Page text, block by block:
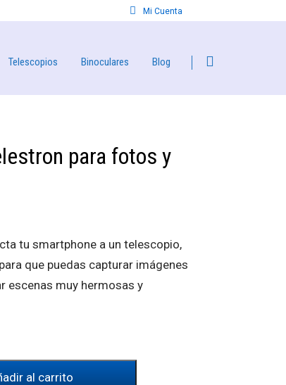
Mi Cuenta
Telescopios Binoculares Blog
para fotos y
tu smartphone a un telescopio,
que puedas capturar imágenes
escenas muy hermosas y
al carrito